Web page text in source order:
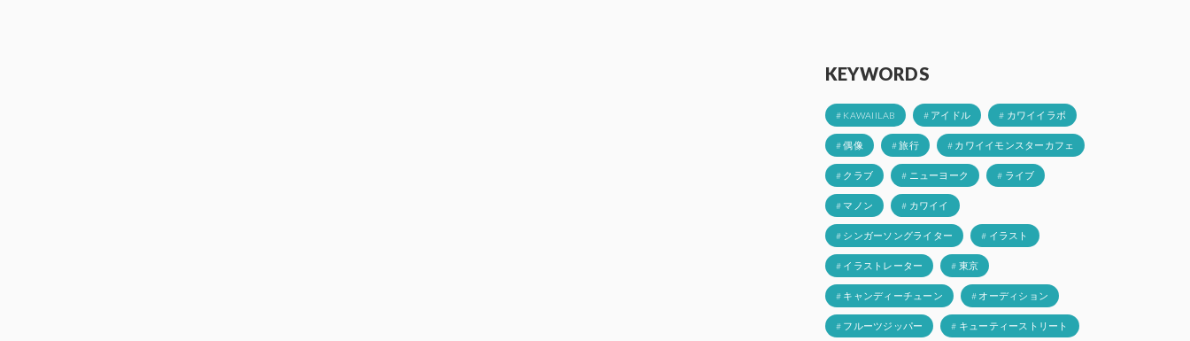
KEYWORDS
# KAWAIILAB # アイドル # カワイイラボ
# 偶像 # 旅行 # カワイイモンスターカフェ
# クラブ # ニューヨーク # ライブ
# マノン # カワイイ
# シンガーソングライター # イラスト
# イラストレーター # 東京
# キャンディーチューン # オーディション
# フルーツジッパー # キューティーストリート